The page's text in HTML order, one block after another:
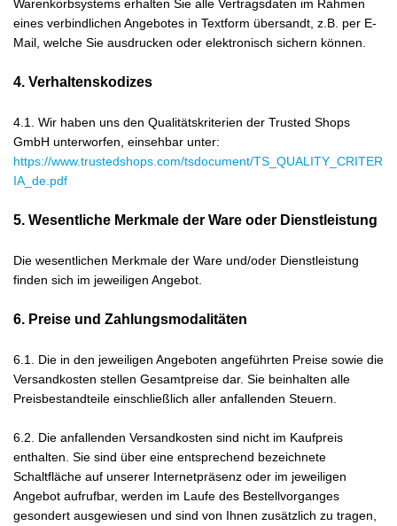
Warenkorbsystems erhalten Sie alle Vertragsdaten im Rahmen
eines verbindlichen Angebotes in Textform übersandt, z.B. per E-
Mail, welche Sie ausdrucken oder elektronisch sichern können.
4. Verhaltenskodizes
4.1. Wir haben uns den Qualitätskriterien der Trusted Shops
GmbH unterworfen, einsehbar unter:
https://www.trustedshops.com/tsdocument/TS_QUALITY_CRITER
IA_de.pdf
5. Wesentliche Merkmale der Ware oder Dienstleistung
Die wesentlichen Merkmale der Ware und/oder Dienstleistung
finden sich im jeweiligen Angebot.
6. Preise und Zahlungsmodalitäten
6.1. Die in den jeweiligen Angeboten angeführten Preise sowie die
Versandkosten stellen Gesamtpreise dar. Sie beinhalten alle
Preisbestandteile einschließlich aller anfallenden Steuern.
6.2. Die anfallenden Versandkosten sind nicht im Kaufpreis
enthalten. Sie sind über eine entsprechend bezeichnete
Schaltfläche auf unserer Internetpräsenz oder im jeweiligen
Angebot aufrufbar, werden im Laufe des Bestellvorganges
gesondert ausgewiesen und sind von Ihnen zusätzlich zu tragen,